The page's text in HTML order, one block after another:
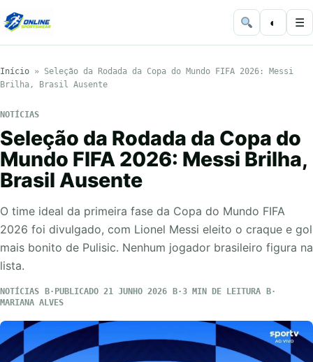
◐ ☰
Início » Seleção da Rodada da Copa do Mundo FIFA 2026: Messi
Brilha, Brasil Ausente
NOTÍCIAS
Seleção da Rodada da Copa do
Mundo FIFA 2026: Messi Brilha,
Brasil Ausente
O time ideal da primeira fase da Copa do Mundo FIFA
2026 foi divulgado, com Lionel Messi eleito o craque e gol
mais bonito de Pulisic. Nenhum jogador brasileiro figura na
lista.
NOTÍCIAS PUBLICADO 21 JUNHO 2026
3 MIN DE LEITURA
MARIANA ALVES